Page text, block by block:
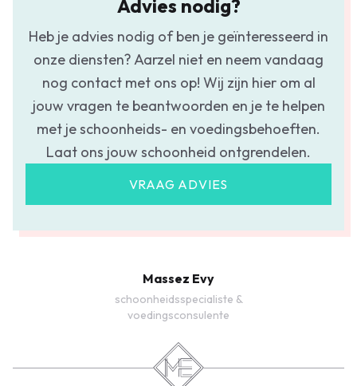
Advies nodig?
Heb je advies nodig of ben je geïnteresseerd in
onze diensten? Aarzel niet en neem vandaag
nog contact met ons op! Wij zijn hier om al
jouw vragen te beantwoorden en je te helpen
met je schoonheids- en voedingsbehoeften.
Laat ons jouw schoonheid ontgrendelen.
VRAAG ADVIES
Massez Evy
schoonheidsspecialiste &
voedingsconsulente